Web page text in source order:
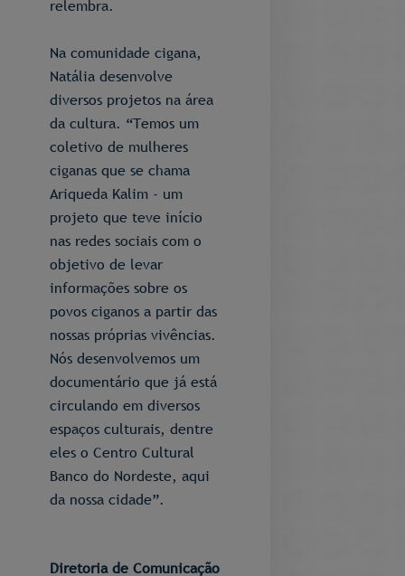
relembra.
Na comunidade cigana,
Natália desenvolve
diversos projetos na área
da cultura. “Temos um
coletivo de mulheres
ciganas que se chama
Ariqueda Kalim - um
projeto que teve início
nas redes sociais com o
objetivo de levar
informações sobre os
povos ciganos a partir das
nossas próprias vivências.
Nós desenvolvemos um
documentário que já está
circulando em diversos
espaços culturais, dentre
eles o Centro Cultural
Banco do Nordeste, aqui
da nossa cidade”.
Diretoria de Comunicação